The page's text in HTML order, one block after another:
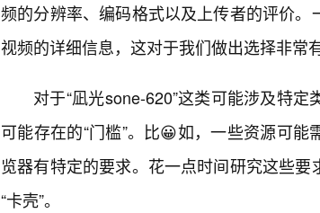
频的分辨率、编码格式以及上传者的评价
视频的详细信息，这对于我们做出选择非常
对于“凪光sone-620”这类可能涉及特
可能存在的“门槛”。比😀如，一些资源可
览器有特定的要求。花一点时间研究这些
“卡壳”。